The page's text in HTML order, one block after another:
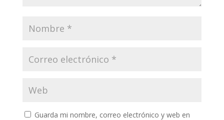
Guarda mi nombre, correo electrónico y web en